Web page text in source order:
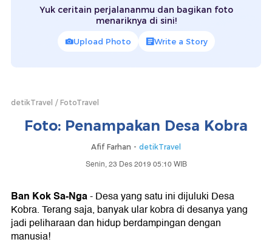
Yuk ceritain perjalananmu dan bagikan foto
menariknya di sini!
Upload Photo Write a Story
detikTravel FotoTravel
Foto: Penampakan Desa Kobra
Afif Farhan - detikTravel
Senin, 23 Des 2019 05:10 WIB
Ban Kok Sa-Nga- Desa yang satu ini dijuluki Desa
Kobra. Terang saja, banyak ular kobra di desanya yang
jadi peliharaan dan hidup berdampingan dengan
manusia!